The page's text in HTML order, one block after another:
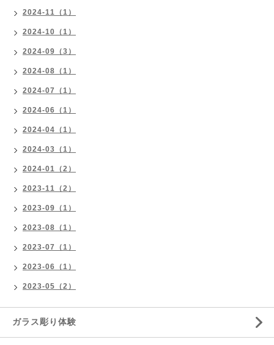
2024-11（1）
2024-10（1）
2024-09（3）
2024-08（1）
2024-07（1）
2024-06（1）
2024-04（1）
2024-03（1）
2024-01（2）
2023-11（2）
2023-09（1）
2023-08（1）
2023-07（1）
2023-06（1）
2023-05（2）
ガラス彫り体験